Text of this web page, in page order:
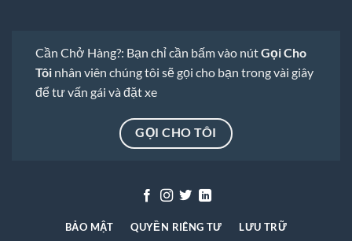
Cần Chở Hàng?: Bạn chỉ cần bấm vào nútGọi Cho
Tôi nhân viên chúng tôi sẽ gọi cho bạn trong vài giây
để tư vấn gái và đặt xe
GỌI CHO TÔI
BẢO MẬT QUYỀN RIÊNG TƯ LƯU TRỮ